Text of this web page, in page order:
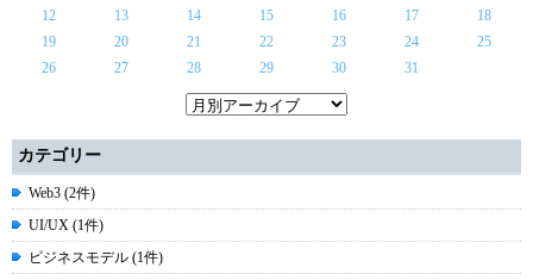
12
13 14 15 16 17
18
19
20 21 22 23 24
25
26
27 28 29 30 31
カテゴリー
Web3 (2件)
UI/UX (1件)
ビジネスモデル (1件)